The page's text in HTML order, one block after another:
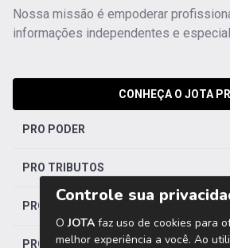
Nossa missão é empoderar
informações independentes e
CONHEÇA O JOTA
PRO PODER
PRO TRIBUTOS
PRO TRABALHISTA
PRO SAÚDE